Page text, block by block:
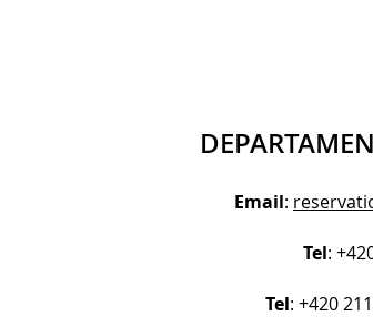
CONTENT
Email:
Tel:
Tel: +420